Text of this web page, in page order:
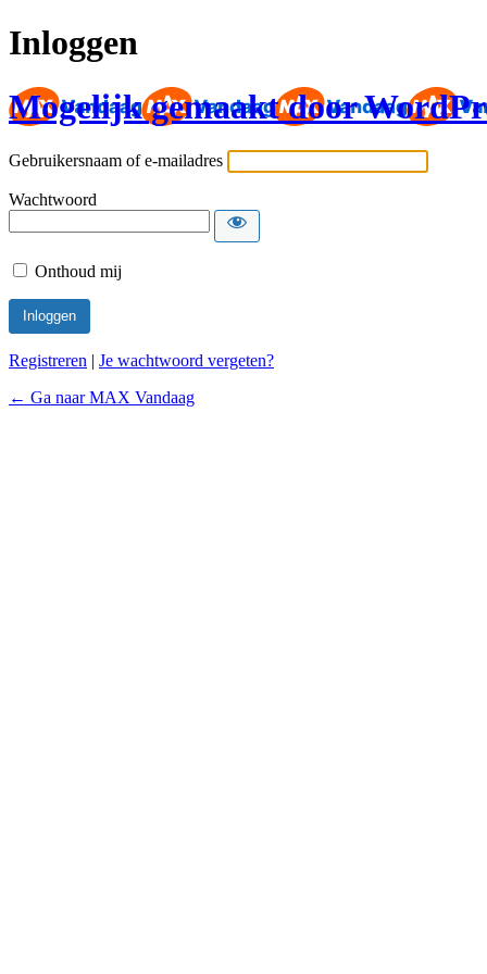
Inloggen
Mogelijk gemaakt door
Gebruikersnaam of e-mailadres
Wachtwoord
Onthoud mij
Registreren | Je wachtwoord vergeten?
← Ga naar MAX Vandaag